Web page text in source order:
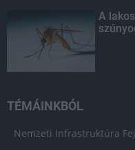
A
TÉMÁINKBÓL
Nemzeti Infrastruktúra